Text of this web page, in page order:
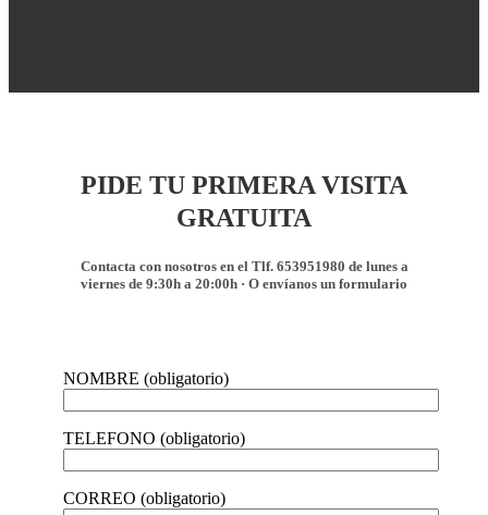
PIDE TU PRIMERA VISITA
GRATUITA
Contacta con nosotros en el Tlf. 653951980 de lunes a
viernes de 9:30h a 20:00h · O envíanos un formulario
NOMBRE (obligatorio)
TELEFONO (obligatorio)
CORREO (obligatorio)